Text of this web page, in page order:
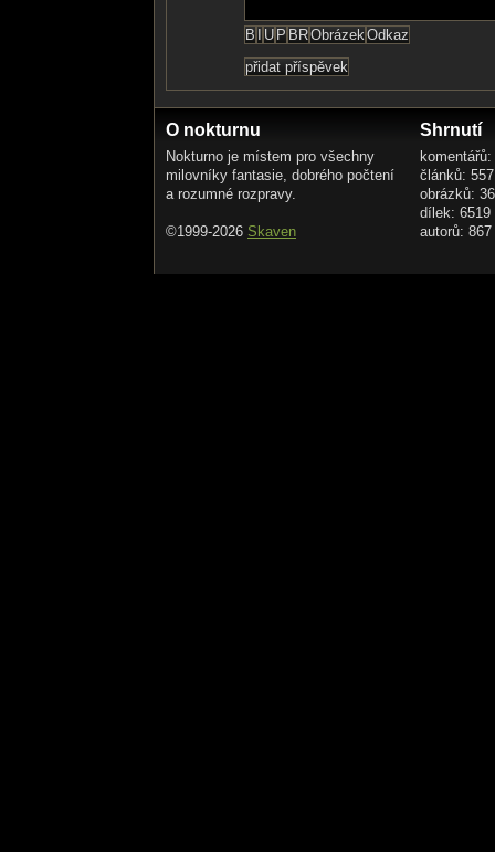
O nokturnu
Nokturno je místem pro všechny
milovníky fantasie, dobrého počtení
a rozumné rozpravy.
©1999-2026 Skaven
Shrnutí
článků: 557
obrázků:
dílek: 6519
autorů: 867